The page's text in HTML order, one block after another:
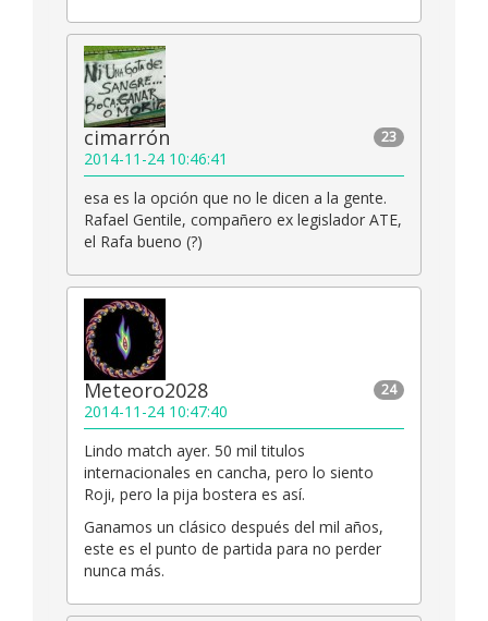
23
cimarrón
2014-11-24 10:46:41
esa es la opción que no le dicen a la gente.
Rafael Gentile, compañero ex legislador ATE,
el Rafa bueno (?)
24
Meteoro2028
2014-11-24 10:47:40
Lindo match ayer. 50 mil titulos
internacionales en cancha, pero lo siento
Roji, pero la pija bostera es así.
Ganamos un clásico después del mil años,
este es el punto de partida para no perder
nunca más.